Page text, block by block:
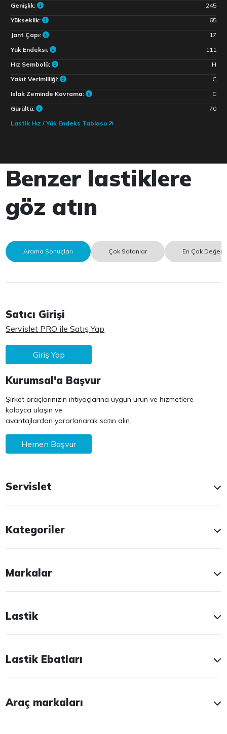
Genişlik:
245
Yükseklik:
65
Jant Çapı:
17
Yük Endeksi:
111
Hız Sembolü:
H
Yakıt Verimliliği:
C
Islak Zeminde Kavrama:
C
Gürültü:
70
Lastik Hız / Yük Endeks Tablosu
Benzer lastiklere
göz atın
Arama Sonuçları Çok Satanlar En Çok
Satıcı Girişi
Servislet PRO ile Satış Yap
Giriş Yap
Kurumsal'a Başvur
Şirket araçlarınızın ihtiyaçlarına uygun ürün ve hizmetlere
kolayca ulaşın ve
avantajlardan yararlanarak satın alın.
Hemen Başvur
Servislet
Kategoriler
Markalar
Lastik
Lastik Ebatları
Araç markaları